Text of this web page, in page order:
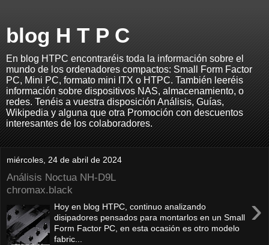
blog H T P C
En blog HTPC encontraréis toda la información sobre el
mundo de los ordenadores compactos: Small Form Factor
PC, Mini PC, formato mini ITX o HTPC. También leeréis
información sobre dispositivos NAS, almacenamiento, o
redes. Tenéis a vuestra disposición Análisis, Guías,
Wikipedia y alguna que otra Promoción con descuentos
interesantes de los colaboradores.
miércoles, 24 de abril de 2024
Análisis Noctua NH-D9L
chromax.black
›
Hoy en blog HTPC, continuo analizando
disipadores pensados para montarlos en un Small
Form Factor PC, en esta ocasión es otro modelo
fabric...